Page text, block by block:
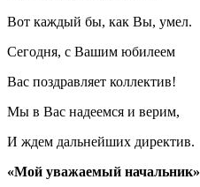
Вот каждый бы, как Вы, умел.
Сегодня, с Вашим юбилеем
Вас поздравляет коллектив!
Мы в Вас надеемся и верим,
И ждем дальнейших директив.
«Мой уважаемый начальник»